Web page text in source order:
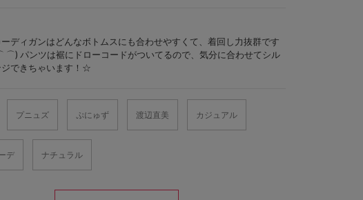
ディガンはどんなボトムスにも合わせやすくて、着回し力抜群です
⌒) パンツは裾にドローコードがついてるので、気分に合わせてシル
ジできちゃいます！☆
プニュズ ぷにゅず 渡辺直美 カジュアル
デ ナチュラル